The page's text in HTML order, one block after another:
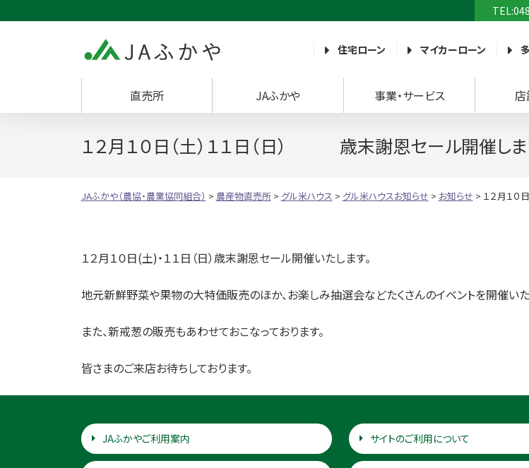
JAふかや（農協・農業協同組合）
住宅ローン マイカーローン
直売所 JAふかや 事業・サービス 店
１２月１０日（土）１１日（日） 歳末謝恩セール開催しま
JAふかや（農協・農業協同組合） > 農産物直売所> グル米ハウス > グル米ハウスお知らせ > お知らせ > １２月１
１２月１０日(土)・１１日（日）歳末謝恩セール開催いたします。
地元新鮮野菜や果物の大特価販売のほか、お楽しみ抽選会などたくさんのイベントを開催いた
また、新戒葱の販売もあわせておこなっております。
皆さまのご来店お待ちしております。
JAふかやご利用案内 サイトのご利用について